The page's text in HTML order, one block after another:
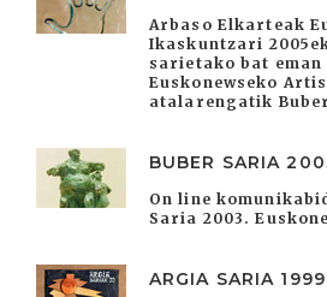
Arbaso Elkarteak
Ikaskuntzari
sarietako bat eman
Euskonewseko
atalarengatik
BUBER SARIA
On line
Saria 2003.
ARGIA SARIA 1999